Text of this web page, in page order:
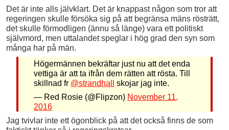
Det är inte alls jälvklart. Det är knappast någon som tror att
regeringen skulle försöka sig på att begränsa mäns rösträtt,
det skulle förmodligen (ännu så länge) vara ett politiskt
självmord, men uttalandet speglar i hög grad den syn som
många har på män.
Högermännen bekräftar just nu att det enda
vettiga är att ta ifrån dem rätten att rösta. Till
skillnad fr @strandhall
skojar jag inte.
— Red Rosie (@Flipzon) November 11,
2016
Jag tvivlar inte ett ögonblick på att det också finns de som